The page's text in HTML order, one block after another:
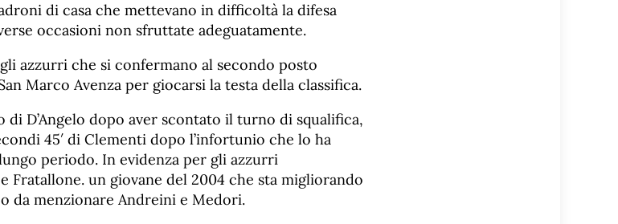
di casa che mettevano in difficoltà la difesa
occasioni non sfruttate adeguatamente.
azzurri che si confermano al secondo posto
Marco Avenza per giocarsi la testa della classifica.
D’Angelo dopo aver scontato il turno di squalifica,
45′ di Clementi dopo l’infortunio che lo ha
periodo. In evidenza per gli azzurri
Fratallone. un giovane del 2004 che sta migliorando
da menzionare Andreini e Medori.